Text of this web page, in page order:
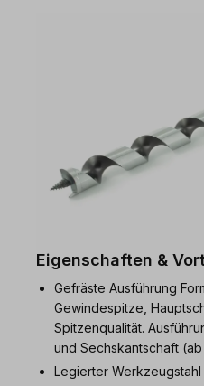
Eigenschaften &
Gefräste Ausführung
Gewindespitze,
Spitzenqualität.
und Sechskantschaft
Legierter Werkzeugstahl